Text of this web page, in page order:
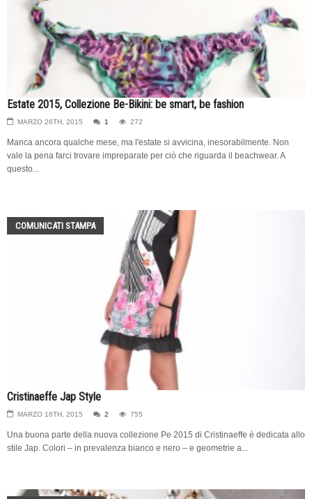
Estate 2015, Collezione Be-Bikini: be smart, be fashion
MARZO 26TH, 2015 1 272
Manca ancora qualche mese, ma l'estate si avvicina, inesorabilmente. Non
vale la pena farci trovare impreparate per ciò che riguarda il beachwear. A
questo...
COMUNICATI STAMPA
Cristinaeffe Jap Style
MARZO 16TH, 2015 2 755
Una buona parte della nuova collezione Pe 2015 di Cristinaeffe è dedicata allo
stile Jap. Colori – in prevalenza bianco e nero – e geometrie a...